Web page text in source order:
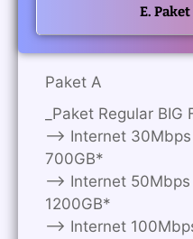
E.
Paket A
_Paket Regular BIG
—> Internet
700GB*
—> Internet
1200GB*
—> Internet